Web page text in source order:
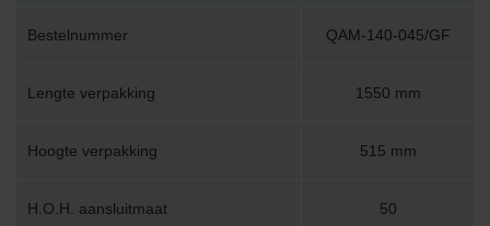
Bestelnummer QAM-140-045/GF
Lengte verpakking 1550 mm
Hoogte verpakking 515 mm
H.O.H. aansluitmaat 50